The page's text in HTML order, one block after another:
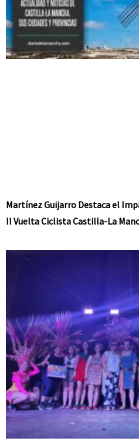
Martínez Guijarro Destaca el
II Vuelta Ciclista Castilla-La